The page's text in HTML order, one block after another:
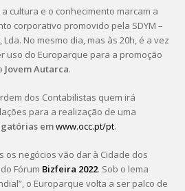
cultura e o conhecimento marcam a
corporativo promovido pela SDYM –
No mesmo dia, mas às 20h, é a vez
uso do Europarque para a promoção
Jovem Autarca.
dos Contabilistas quem irá
para a realização de uma
emwww.occ.pt/pt.
os negócios vão dar à Cidade dos
Fórum Bizfeira 2022. Sob o lema
o Europarque volta a ser palco de